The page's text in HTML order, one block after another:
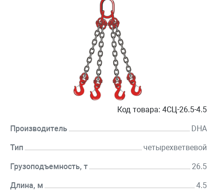
Код товара: 4СЦ-26.5-4.5
Производитель DHA
Тип четырехветвевой
Грузоподъемность, т 26.5
Длина, м 4.5